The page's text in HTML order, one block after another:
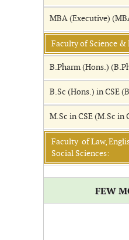
MBA (Executive)
Faculty of Science &
B.Pharm (Hons.)
B.Sc (Hons.) in CSE
M.Sc in CSE (M.Sc in
Faculty of Law,
Social Sciences:
FEW